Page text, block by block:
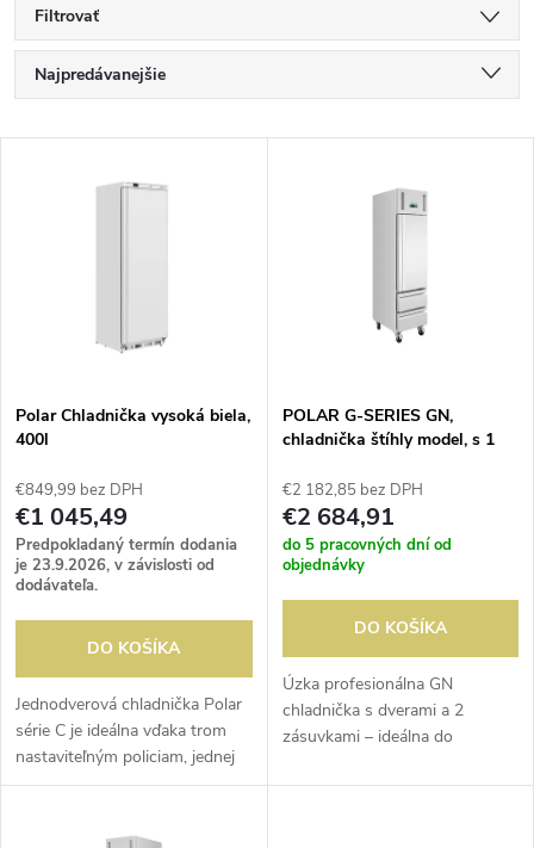
Filtrovať
R
a
e
p
r
o
d
u
k
Najpredávanejšie
s
p
r
o
d
u
k
Polar Chladnička vysoká biela,
400l
€849,99 bez DPH
€1 045,49
Predpokladaný termín dodania
je 23.9.2026, v závislosti od
dodávateľa.
DO KOŠÍKA
Jednodverová chladnička Polar
série C je ideálna vďaka trom
nastaviteľným policiam, jednej
polovičnej polici,
a uzamykateľným dverám ma...
POLAR G-SERIES GN,
chladnička štíhly model, s 1
€2 182,85 bez DPH
€2 684,91
do 5 pracovných dní od
objednávky
DO KOŠÍKA
Úzka profesionálna GN
chladnička s dverami a 2
zásuvkami – ideálna do
chladnička Polar ponúka